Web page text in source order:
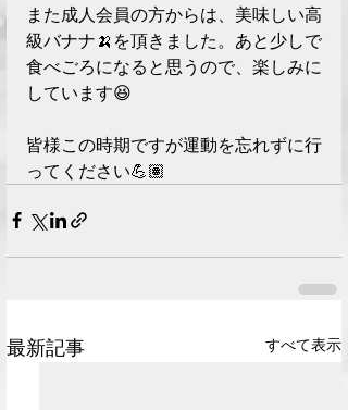
また成人会員の方からは、美味しい高
級バナナ🍌を頂きました。あと少しで
食べごろになると思うので、楽しみに
しています😆
皆様この時期ですが運動を忘れずに行
ってください💪🏽
最新記事 すべて表示